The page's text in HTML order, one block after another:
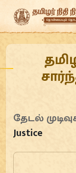
தேடல்
Justice